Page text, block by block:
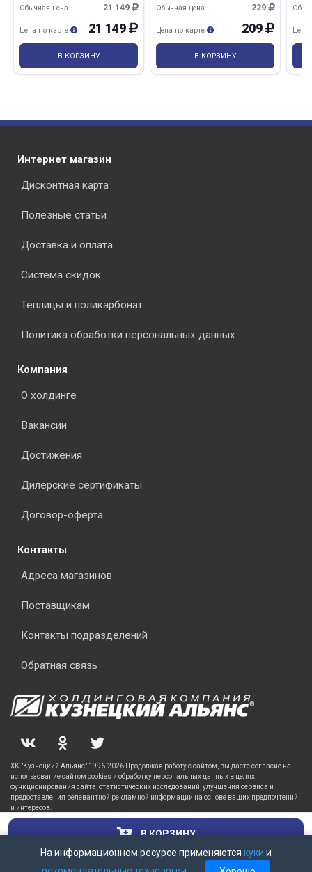
В КОРЗИНУ
21 149
Обычная цена
21 149
Цена по карте
В КОРЗИНУ
229
Обычная цена
209
Цена по карте
В КОРЗИНУ
Цена
На информационном ресурсе применяются куки и
Интернет магазин
Дисконтная карта
Полезные статьи
Доставка и оплата
Система скидок
Теплицы и поликарбонат
Политика обработки персональных данных
Компания
О холдинге
Вакансии
Достижения
Дилерские сертификаты
Договор-оферта
Контакты
Адреса магазинов
Поставщикам
Контакты подразделений
Обратная связь
ХК "Кузнецкий Альянс" 1996-2026 Продолжая работу с сайтом, вы даете согласие на
использование сайтом cookies и обработку персональных данных в целях
функционирования сайта, статистических исследований, улучшения сервиса и
предоставления релевантной рекламной информации на основе ваших предпочтений
и интересов.